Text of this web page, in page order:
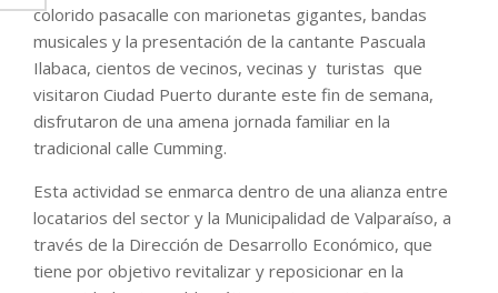
colorido pasacalle con marionetas gigantes, bandas
musicales y la presentación de la cantante Pascuala
Ilabaca, cientos de vecinos, vecinas y turistas que
visitaron Ciudad Puerto durante este fin de semana,
disfrutaron de una amena jornada familiar en la
tradicional calle Cumming.
Esta actividad se enmarca dentro de una alianza entre
locatarios del sector y la Municipalidad de Valparaíso, a
través de la Dirección de Desarrollo Económico, que
tiene por objetivo revitalizar y reposicionar en la